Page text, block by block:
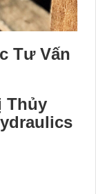
Tư Vấn
Thủy